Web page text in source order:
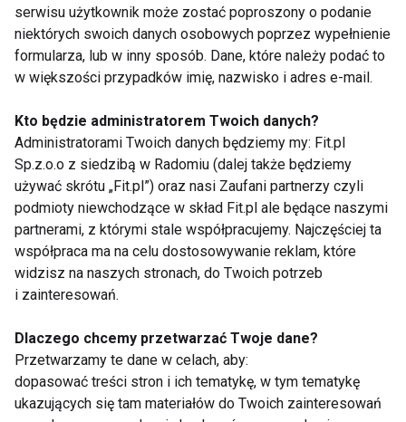
Długotrwałe odparzenia mogą prowadzić do infekcji
bakteryjnych lub grzybiczych wymagających
specjalistycznego leczenia.
preparatów przeciwgrzybiczych czy sterydowych
bez wcześniejszej diagnozy.
Jak zapobiegać odparzeniom?
Profilaktyka jest znacznie łatwiejsza niż leczenie.
Eksperci zalecają:
noszenie dobrze dopasowanego
biustonosza,
wybieranie przewiewnych materiałów,
serwisu użytkownik może zostać poproszony o podanie
niektórych swoich danych osobowych poprzez wypełnienie
formularza, lub w inny sposób. Dane, które należy podać to
w większości przypadków imię, nazwisko i adres e-mail.
Kto będzie administratorem Twoich danych?
Administratorami Twoich danych będziemy my: Fit.pl
Sp.z.o.o z siedzibą w Radomiu (dalej także będziemy
używać skrótu „Fit.pl”) oraz nasi Zaufani partnerzy czyli
podmioty niewchodzące w skład Fit.pl ale będące naszymi
partnerami, z którymi stale współpracujemy. Najczęściej ta
współpraca ma na celu dostosowywanie reklam, które
widzisz na naszych stronach, do Twoich potrzeb
i zainteresowań.
Dlaczego chcemy przetwarzać Twoje dane?
Przetwarzamy te dane w celach, aby:
dopasować treści stron i ich tematykę, w tym tematykę
ukazujących się tam materiałów do Twoich zainteresowań